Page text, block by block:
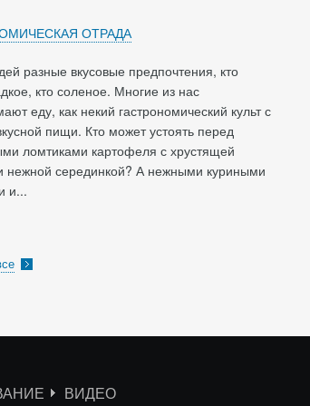
ОТРАДА
разные вкусовые предпочтения, кто
кто соленое. Многие из нас
еду, как некий гастрономический культ с
пищи. Кто может устоять перед
ломтиками картофеля с хрустящей
нежной серединкой? А нежными куриными
и...
ВИДЕО